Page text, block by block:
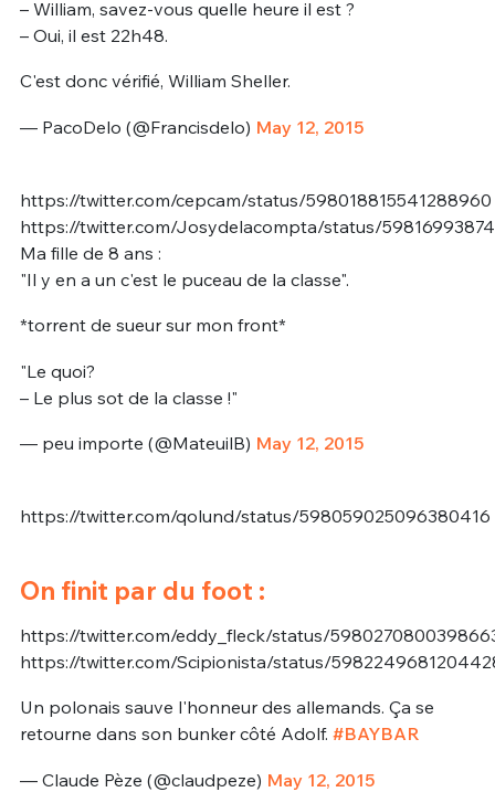
– William, savez-vous quelle heure il est ?
– Oui, il est 22h48.
C'est donc vérifié, William Sheller.
— PacoDelo (@Francisdelo) May 12, 2015
https://twitter.com/cepcam/status/598018815541288960
https://twitter.com/Josydelacompta/status/
Ma fille de 8 ans :
"Il y en a un c'est le puceau de la classe".
*torrent de sueur sur mon front*
"Le quoi?
– Le plus sot de la classe !"
— peu importe (@MateuilB) May 12, 2015
https://twitter.com/qolund/status/598059025096380416
On finit par du foot :
https://twitter.com/eddy_fleck/status/
https://twitter.com/Scipionista/status/
Un polonais sauve l'honneur des allemands. Ça se
retourne dans son bunker côté Adolf. #BAYBAR
— Claude Pèze (@claudpeze) May 12, 2015